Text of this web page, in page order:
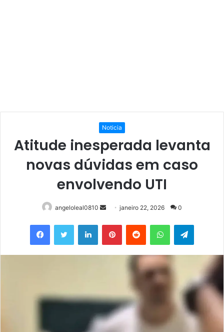
Noticia
Atitude inesperada levanta
novas dúvidas em caso
envolvendo UTI
angeloleal0810
Mande
e-
janeiro 22, 2026 0
FacebookTwitter LinkedinPinterestReddit WhatsAppTelegram